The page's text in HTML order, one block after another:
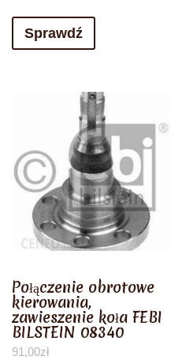
Sprawdź
Połączenie obrotowe
kierowania,
zawieszenie koła FEBI
BILSTEIN 08340
91,00zł